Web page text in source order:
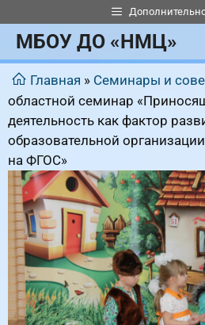
к
содержимому
МБОУ ДО «НМЦ»
Главная » Семинары и
областной семинар
деятельность как фактор
образовательной
на ФГОС»